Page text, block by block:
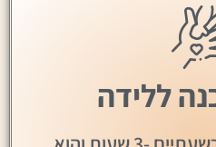
ללידה